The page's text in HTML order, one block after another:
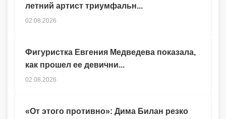
летний артист триумфальн...
02.08.2026
Фигуристка Евгения Медведева показала,
как прошел ее девични...
02.08.2026
«От этого противно»: Дима Билан резко